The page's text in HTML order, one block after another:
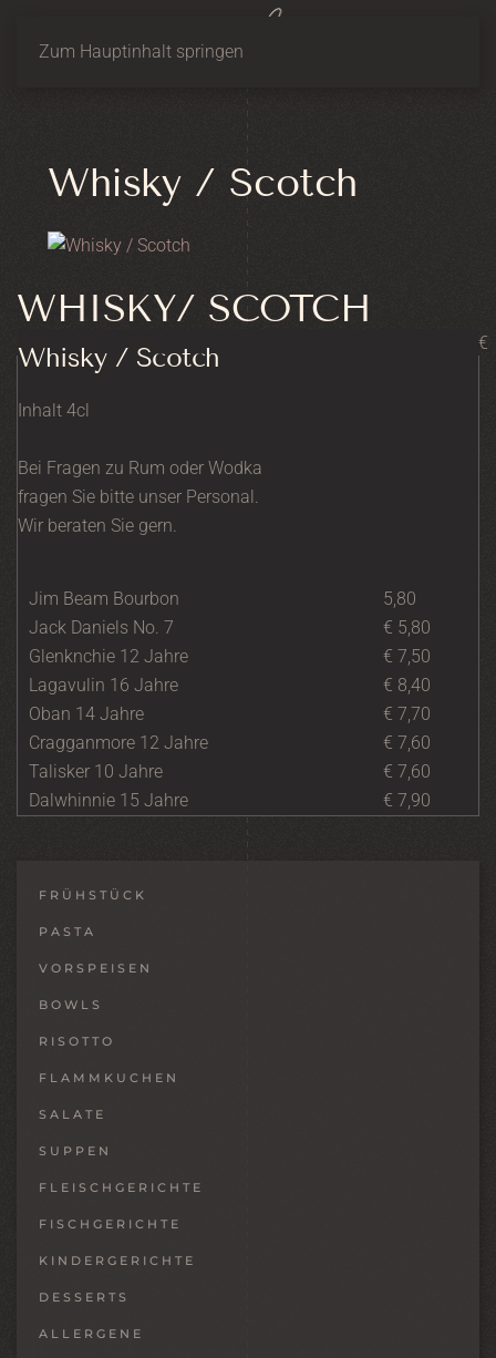
Zum Hauptinhalt springen
Whisky / Scotch
WHISKY/ SCOTCH
Whisky / Scotch
Inhalt 4cl
Bei Fragen zu Rum oder Wodka
fragen Sie bitte unser Personal.
Wir beraten Sie gern.
Jim Beam Bourbon
€
5,80
Jack Daniels No. 7
€ 5,80
Glenknchie 12 Jahre
€ 7,50
Lagavulin 16 Jahre
€ 8,40
Oban 14 Jahre
€ 7,70
Cragganmore 12 Jahre
€ 7,60
Talisker 10 Jahre
€ 7,60
Dalwhinnie 15 Jahre
€ 7,90
FRÜHSTÜCK
PASTA
VORSPEISEN
BOWLS
RISOTTO
FLAMMKUCHEN
SALATE
SUPPEN
FLEISCHGERICHTE
FISCHGERICHTE
KINDERGERICHTE
DESSERTS
ALLERGENE